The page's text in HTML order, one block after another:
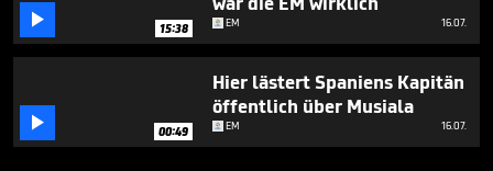
 15:38 EM 16.07.
 00:49
Hier lästert Spaniens Kapitän
öffentlich über Musiala
EM 16.07.